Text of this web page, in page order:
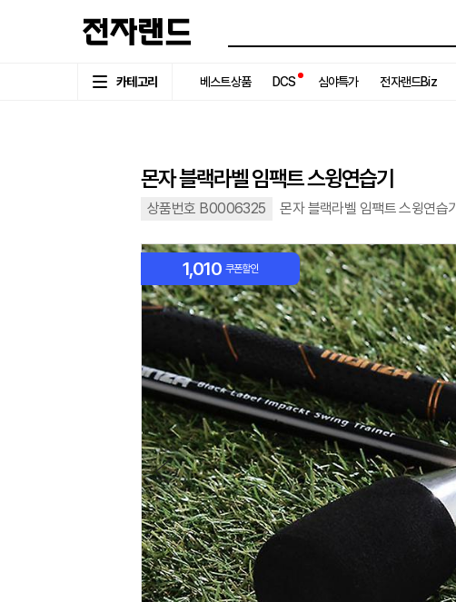
카테고리 베스트상품 DCS 심야특가 전자랜드Biz
몬자 블랙라벨 임팩트 스윙연습기
상품번호 B0006325 몬자 블랙라벨 임팩트 스윙연습기
1,010 쿠폰할인